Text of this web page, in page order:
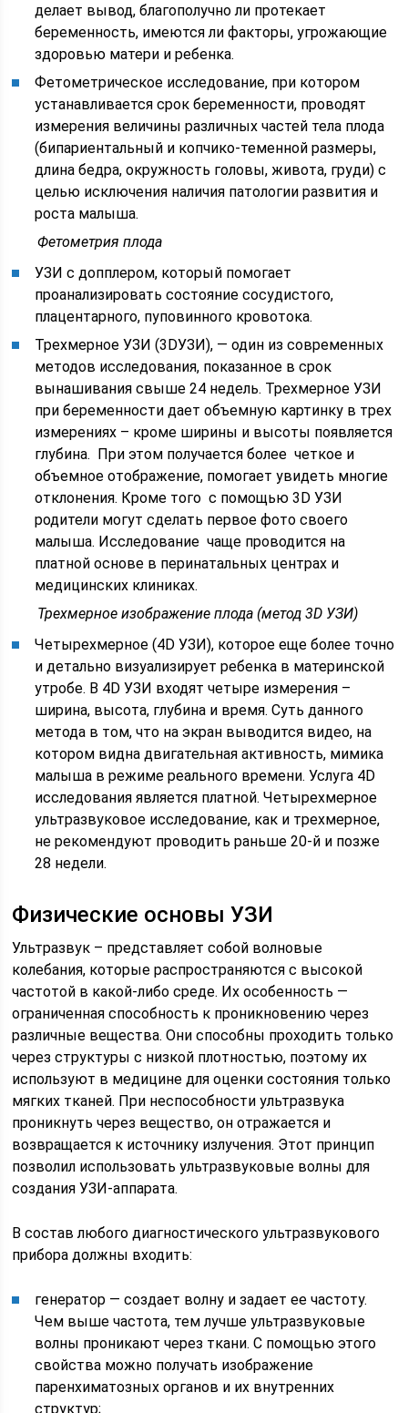
делает вывод, благополучно ли протекает
беременность, имеются ли факторы, угрожающие
здоровью матери и ребенка.
Фетометрическое исследование, при котором
устанавливается срок беременности, проводят
измерения величины различных частей тела плода
(бипариентальный и копчико-теменной размеры,
длина бедра, окружность головы, живота, груди) с
целью исключения наличия патологии развития и
роста малыша.
Фетометрия плода
УЗИ с допплером, который помогает
проанализировать состояние сосудистого,
плацентарного, пуповинного кровотока.
Трехмерное УЗИ (3DУЗИ), — один из современных
методов исследования, показанное в срок
вынашивания свыше 24 недель. Трехмерное УЗИ
при беременности дает объемную картинку в трех
измерениях – кроме ширины и высоты появляется
глубина. При этом получается более четкое и
объемное отображение, помогает увидеть многие
отклонения. Кроме того с помощью 3D УЗИ
родители могут сделать первое фото своего
малыша. Исследование чаще проводится на
платной основе в перинатальных центрах и
медицинских клиниках.
Трехмерное изображение плода (метод 3D УЗИ)
Четырехмерное (4D УЗИ), которое еще более точно
и детально визуализирует ребенка в материнской
утробе. В 4D УЗИ входят четыре измерения –
ширина, высота, глубина и время. Суть данного
метода в том, что на экран выводится видео, на
котором видна двигательная активность, мимика
малыша в режиме реального времени. Услуга 4D
исследования является платной. Четырехмерное
ультразвуковое исследование, как и трехмерное,
не рекомендуют проводить раньше 20-й и позже
28 недели.
Физические основы УЗИ
Ультразвук – представляет собой волновые
колебания, которые распространяются с высокой
частотой в какой-либо среде. Их особенность —
ограниченная способность к проникновению через
различные вещества. Они способны проходить только
через структуры с низкой плотностью, поэтому их
используют в медицине для оценки состояния только
мягких тканей. При неспособности ультразвука
проникнуть через вещество, он отражается и
возвращается к источнику излучения. Этот принцип
позволил использовать ультразвуковые волны для
создания УЗИ-аппарата.
В состав любого диагностического ультразвукового
прибора должны входить:
генератор — создает волну и задает ее частоту.
Чем выше частота, тем лучше ультразвуковые
волны проникают через ткани. С помощью этого
свойства можно получать изображение
паренхиматозных органов и их внутренних
структур;